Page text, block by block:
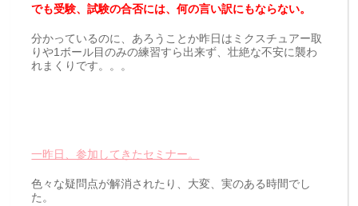
でも受験、試験の合否には、何の言い訳にもならない。
分かっているのに、あろうことか昨日はミクスチュアー取
りや1ボール目のみの練習すら出来ず、壮絶な不安に襲わ
れまくりです。。。
一昨日、参加してきたセミナー。
色々な疑問点が解消されたり、大変、実のある時間でし
た。